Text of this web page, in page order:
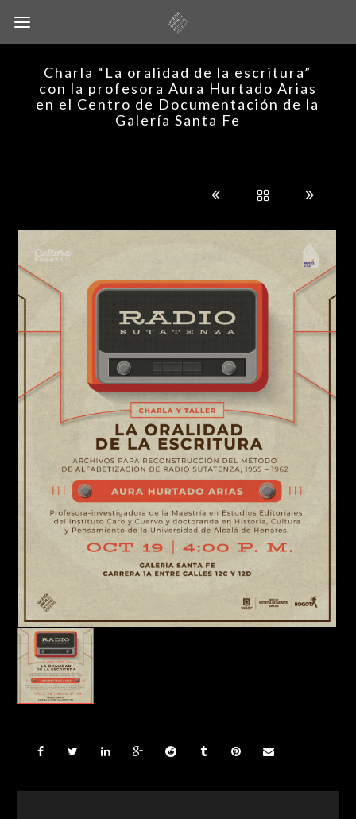
Charla “La oralidad de la escritura”
con la profesora Aura Hurtado Arias
en el Centro de Documentación de la
Galería Santa Fe